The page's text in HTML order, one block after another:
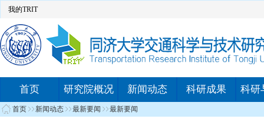
我的TRIT
首页 研究院概况 新闻动态 科研成果 科研
首页 新闻动态 最新要闻 最新要闻